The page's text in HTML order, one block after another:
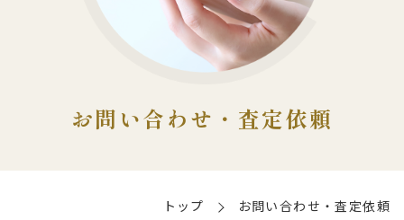
お問い合わせ・査定依頼
トップ お問い合わせ・査定依頼